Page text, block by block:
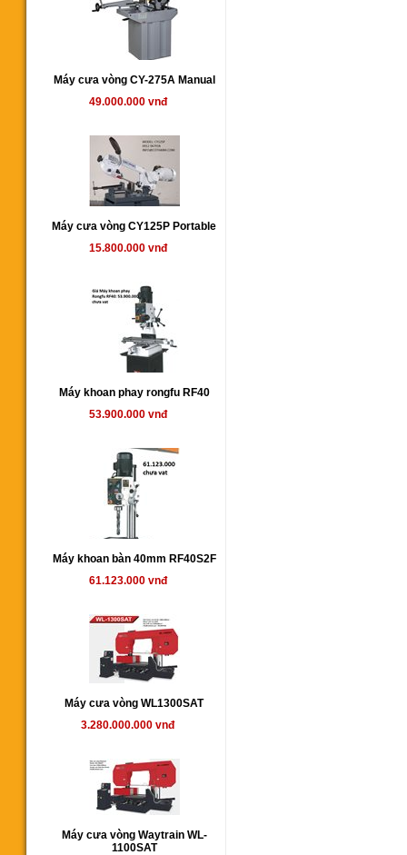
Máy cưa vòng CY-275A Manual
49.000.000 vnđ
Máy cưa vòng CY125P Portable
15.800.000 vnđ
Máy khoan phay rongfu RF40
53.900.000 vnđ
Máy khoan bàn 40mm RF40S2F
61.123.000 vnđ
Máy cưa vòng WL1300SAT
3.280.000.000 vnđ
Máy cưa vòng Waytrain WL-
1100SAT